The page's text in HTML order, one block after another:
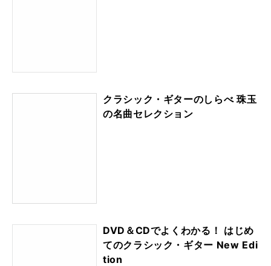
クラシック・ギターのしらべ 珠玉
の名曲セレクション
DVD＆CDでよくわかる！ はじめ
てのクラシック・ギター New Edi
tion